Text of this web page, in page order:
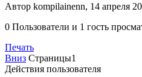
Автор kompilainenn, 14 апреля
0 Пользователи и 1 гость
Печать
Вниз Страницы1
Действия пользователя